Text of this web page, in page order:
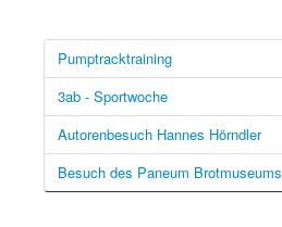
Pumptracktraining
3ab - Sportwoche
Autorenbesuch Hannes Hörndler
Besuch des Paneum Brotmuseums